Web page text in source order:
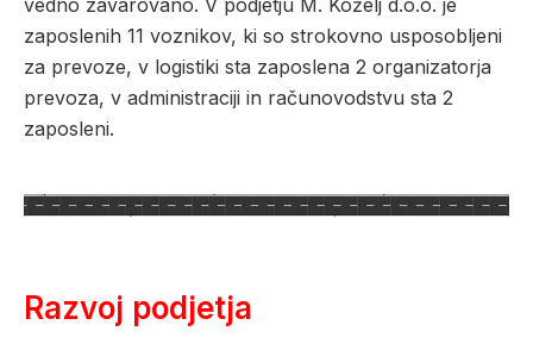
vedno zavarovano. V podjetju M. Koželj d.o.o. je
zaposlenih 11 voznikov, ki so strokovno usposobljeni
za prevoze, v logistiki sta zaposlena 2 organizatorja
prevoza, v administraciji in računovodstvu sta 2
zaposleni.
Razvoj podjetja